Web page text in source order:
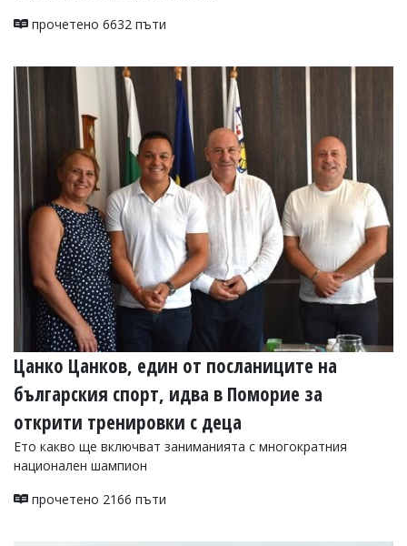
прочетено 6632 пъти
Цанко Цанков, един от посланиците на
българския спорт, идва в Поморие за
открити тренировки с деца
Ето какво ще включват заниманията с многократния
национален шампион
прочетено 2166 пъти